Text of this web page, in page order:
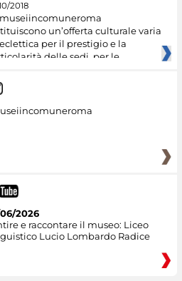
2018
un’offerta culturale varia
per il prestigio e la
delle sedi, per le
2026
e raccontare il museo: Liceo
Lucio Lombardo Radice